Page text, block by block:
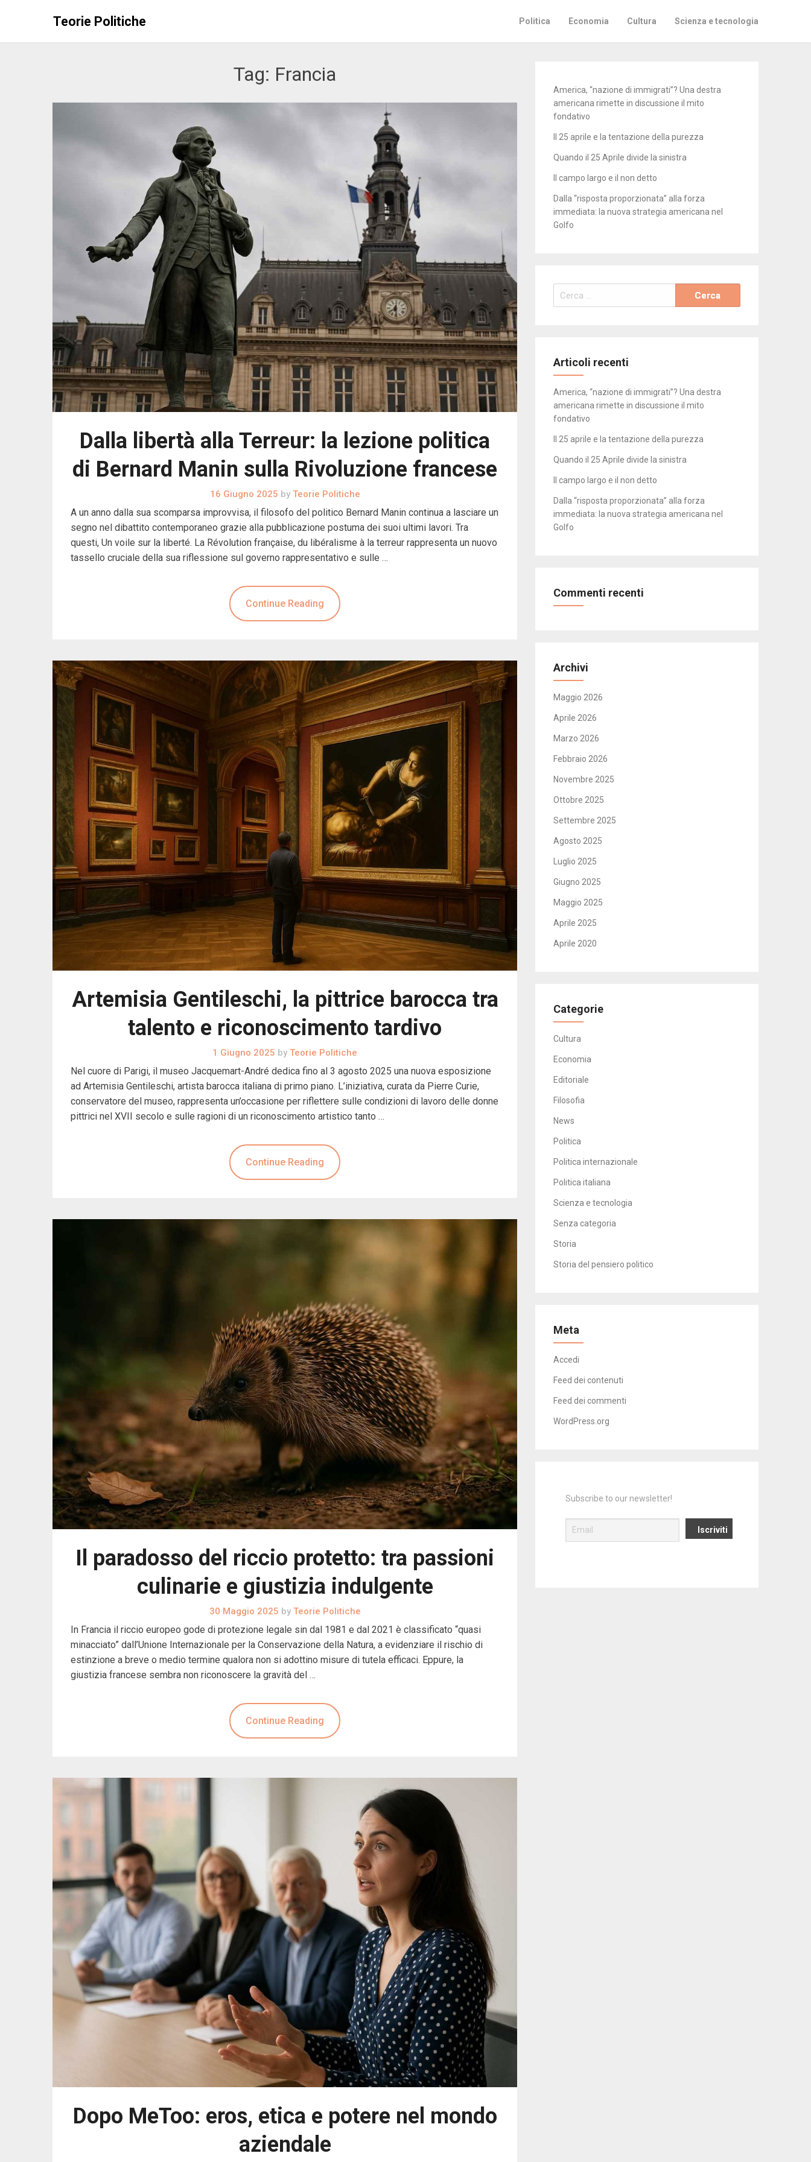
Teorie Politiche Politica Economia Cultura Scienza e tecnologia
Tag: Francia
Dalla libertà alla Terreur: la lezione politica
di Bernard Manin sulla Rivoluzione francese
16 Giugno 2025 byTeorie Politiche
A un anno dalla sua scomparsa improvvisa, il filosofo del politico Bernard Manin continua a lasciare un
segno nel dibattito contemporaneo grazie alla pubblicazione postuma dei suoi ultimi lavori. Tra
questi, Un voile sur la liberté. La Révolution française, du libéralisme à la terreur rappresenta un nuovo
tassello cruciale della sua riflessione sul governo rappresentativo e sulle …
Continue Reading
Artemisia Gentileschi, la pittrice barocca tra
talento e riconoscimento tardivo
1 Giugno 2025 by Teorie Politiche
Nel cuore di Parigi, il museo Jacquemart-André dedica fino al 3 agosto 2025 una nuova esposizione
ad Artemisia Gentileschi, artista barocca italiana di primo piano. L’iniziativa, curata da Pierre Curie,
conservatore del museo, rappresenta un’occasione per riflettere sulle condizioni di lavoro delle donne
pittrici nel XVII secolo e sulle ragioni di un riconoscimento artistico tanto …
Continue Reading
Il paradosso del riccio protetto: tra passioni
culinarie e giustizia indulgente
30 Maggio 2025 byTeorie Politiche
In Francia il riccio europeo gode di protezione legale sin dal 1981 e dal 2021 è classificato “quasi
minacciato” dall’Unione Internazionale per la Conservazione della Natura, a evidenziare il rischio di
estinzione a breve o medio termine qualora non si adottino misure di tutela efficaci. Eppure, la
giustizia francese sembra non riconoscere la gravità del …
Continue Reading
Dopo MeToo: eros, etica e potere nel mondo
aziendale
America, “nazione di immigrati”? Una destra
americana rimette in discussione il mito
fondativo
Il 25 aprile e la tentazione della purezza
Quando il 25 Aprile divide la sinistra
Il campo largo e il non detto
Dalla “risposta proporzionata” alla forza
immediata: la nuova strategia americana nel
Golfo
Ricerca
per:
Articoli recenti
America, “nazione di immigrati”? Una destra
americana rimette in discussione il mito
fondativo
Il 25 aprile e la tentazione della purezza
Quando il 25 Aprile divide la sinistra
Il campo largo e il non detto
Dalla “risposta proporzionata” alla forza
immediata: la nuova strategia americana nel
Golfo
Commenti recenti
Archivi
Maggio 2026
Aprile 2026
Marzo 2026
Febbraio 2026
Novembre 2025
Ottobre 2025
Settembre 2025
Agosto 2025
Luglio 2025
Giugno 2025
Maggio 2025
Aprile 2025
Aprile 2020
Categorie
Cultura
Economia
Editoriale
Filosofia
News
Politica
Politica internazionale
Politica italiana
Scienza e tecnologia
Senza categoria
Storia
Storia del pensiero politico
Meta
Accedi
Feed dei contenuti
Feed dei commenti
WordPress.org
Subscribe to our newsletter!